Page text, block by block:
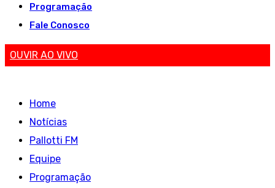
Programação
Fale Conosco
OUVIR AO VIVO
Home
Notícias
Pallotti FM
Equipe
Programação